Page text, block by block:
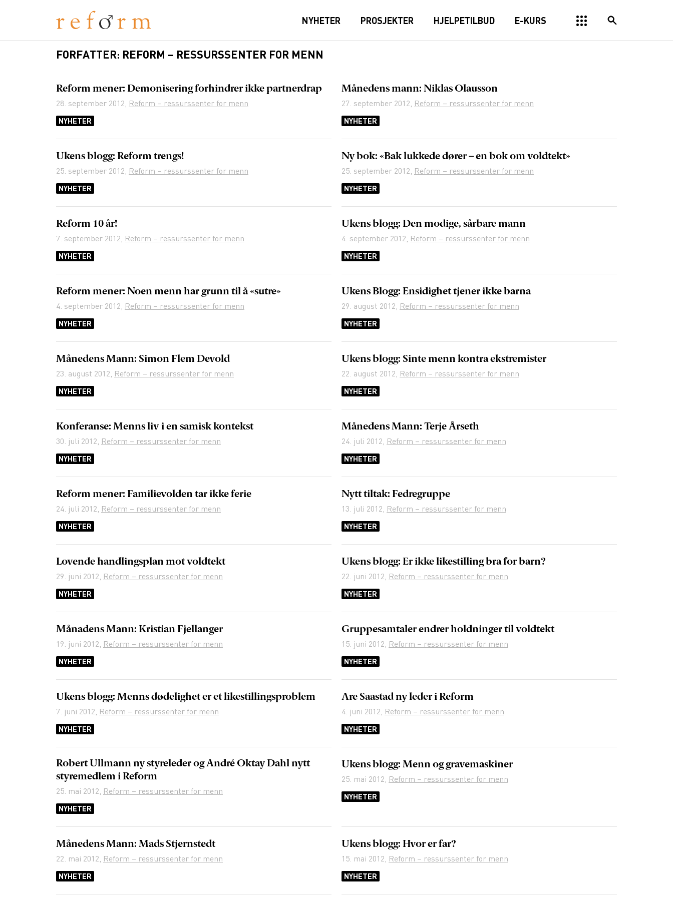
NYHETER PROSJEKTER HJELPETILBUD E-KURS
FORFATTER: REFORM – RESSURSSENTER FOR MENN
Reform mener: Demonisering forhindrer ikke partnerdrap
28. september 2012, Reform – ressurssenter for menn
NYHETER
Månedens mann: Niklas Olausson
27. september 2012, Reform – ressurssenter for menn
NYHETER
Ukens blogg: Reform trengs!
25. september 2012, Reform – ressurssenter for menn
NYHETER
Ny bok: «Bak lukkede dører – en bok om voldtekt»
25. september 2012, Reform – ressurssenter for menn
NYHETER
Reform 10 år!
7. september 2012, Reform – ressurssenter for menn
NYHETER
Ukens blogg: Den modige, sårbare mann
4. september 2012, Reform – ressurssenter for menn
NYHETER
Reform mener: Noen menn har grunn til å «sutre»
4. september 2012, Reform – ressurssenter for menn
NYHETER
Ukens Blogg: Ensidighet tjener ikke barna
29. august 2012, Reform – ressurssenter for menn
NYHETER
Månedens Mann: Simon Flem Devold
23. august 2012, Reform – ressurssenter for menn
NYHETER
Ukens blogg: Sinte menn kontra ekstremister
22. august 2012, Reform – ressurssenter for menn
NYHETER
Konferanse: Menns liv i en samisk kontekst
30. juli 2012, Reform – ressurssenter for menn
NYHETER
Månedens Mann: Terje Årseth
24. juli 2012, Reform – ressurssenter for menn
NYHETER
Reform mener: Familievolden tar ikke ferie
24. juli 2012, Reform – ressurssenter for menn
NYHETER
Nytt tiltak: Fedregruppe
13. juli 2012, Reform – ressurssenter for menn
NYHETER
Lovende handlingsplan mot voldtekt
29. juni 2012, Reform – ressurssenter for menn
NYHETER
Ukens blogg: Er ikke likestilling bra for barn?
22. juni 2012, Reform – ressurssenter for menn
NYHETER
Månadens Mann: Kristian Fjellanger
19. juni 2012, Reform – ressurssenter for menn
NYHETER
Gruppesamtaler endrer holdninger til voldtekt
15. juni 2012, Reform – ressurssenter for menn
NYHETER
Ukens blogg: Menns dødelighet er et likestillingsproblem
7. juni 2012, Reform – ressurssenter for menn
NYHETER
Are Saastad ny leder i Reform
4. juni 2012, Reform – ressurssenter for menn
NYHETER
Robert Ullmann ny styreleder og André Oktay Dahl nytt
styremedlem i Reform
25. mai 2012, Reform – ressurssenter for menn
NYHETER
Ukens blogg: Menn og gravemaskiner
25. mai 2012, Reform – ressurssenter for menn
NYHETER
Månedens Mann: Mads Stjernstedt
22. mai 2012, Reform – ressurssenter for menn
NYHETER
Ukens blogg: Hvor er far?
15. mai 2012, Reform – ressurssenter for menn
NYHETER